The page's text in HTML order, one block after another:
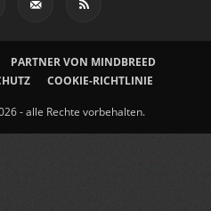
PARTNER VON MINDBREED
COOKIE-RICHTLINIE
- alle Rechte vorbehalten.